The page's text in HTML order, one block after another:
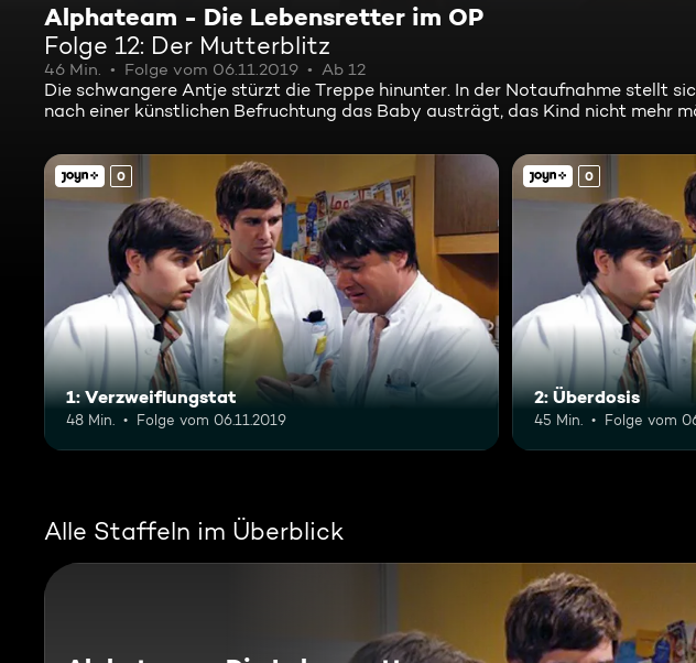
Alphateam - Die Lebensretter im OP
Folge 12: Der Mutterblitz
46 Min. Folge vom 06.11.2019 Ab 12
Die schwangere Antje stürzt die Treppe hinunter. In der Notaufnahme stellt
nach einer künstlichen Befruchtung das Baby austrägt, das Kind nicht mehr
0
1: Verzweiflungstat
48 Min. Folge vom 06.11.2019
0
2: Überdosis
45 Min. Folge vom
Alle Staffeln im Überblick